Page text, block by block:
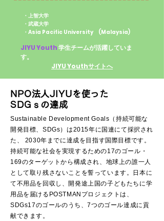
・上智大学
・武蔵大学
・Asia Pacific University (Malaysia)
JIYU Youth学生チームが活躍していま
す。
JIYU Youthサイトへ
NPO法人JIYUを使った
SDGｓの達成
Sustainable Development Goals（持続可能な
開発目標、SDGs）は2015年に国連にて採択され
た、 2030年までに達成を目指す国際目標です。
持続可能な社会を実現するための17のゴール・
169のターゲットから構成され、地球上の誰一人
として取り残さないことを誓っています。日本に
て不用品を回収し、開発途上国の子どもたちに学
用品を届けるPOSTMANプロジェクトは、
SDGs17のゴールのうち、7つのゴール達成に貢
献できます。